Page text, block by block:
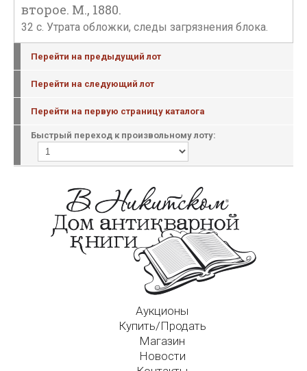
второе. М., 1880.
32 с. Утрата обложки, следы загрязнения блока.
Перейти на предыдущий лот
Перейти на следующий лот
Перейти на первую страницу каталога
Быстрый переход к произвольному лоту:
Аукционы
Купить/Продать
Магазин
Новости